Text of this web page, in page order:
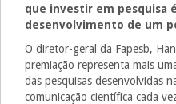
que investir em pesquisa
desenvolvimento de um
O diretor-geral da Fapesb,
premiação representa mais
das pesquisas desenvolvidas
comunicação científica cada